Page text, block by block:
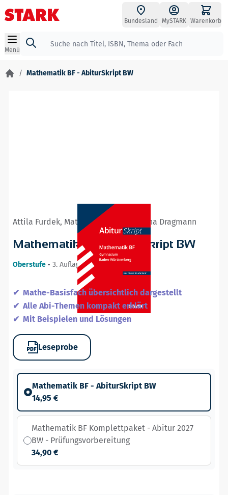
Zum Inhalt springen
Bundesland MySTARK Warenkorb
Menü
Suche
/ Mathematik BF - AbiturSkript BW
Attila Furdek, Matthias Benkeser, Diana Dragmann
Mathematik BF - AbiturSkript BW
Oberstufe • 3. Auflage / 14.11.22
Mathe-Basisfach übersichtlich dargestellt
Alle Abi-Themen kompakt erklärt
Mit Beispielen und Lösungen
Leseprobe
Mathematik BF - AbiturSkript BW
14,95 €
Mathematik BF Komplettpaket - Abitur 2027
BW - Prüfungsvorbereitung
34,90 €